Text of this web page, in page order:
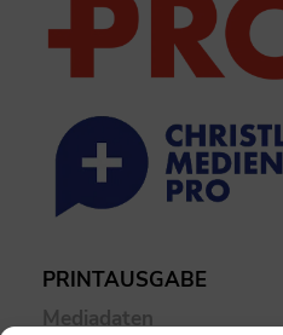
PRINTAUSGABE
Mediadaten